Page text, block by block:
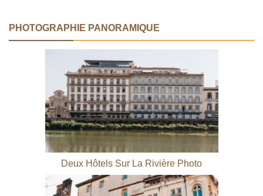
PHOTOGRAPHIE PANORAMIQUE
Deux Hôtels Sur La Rivière Photo